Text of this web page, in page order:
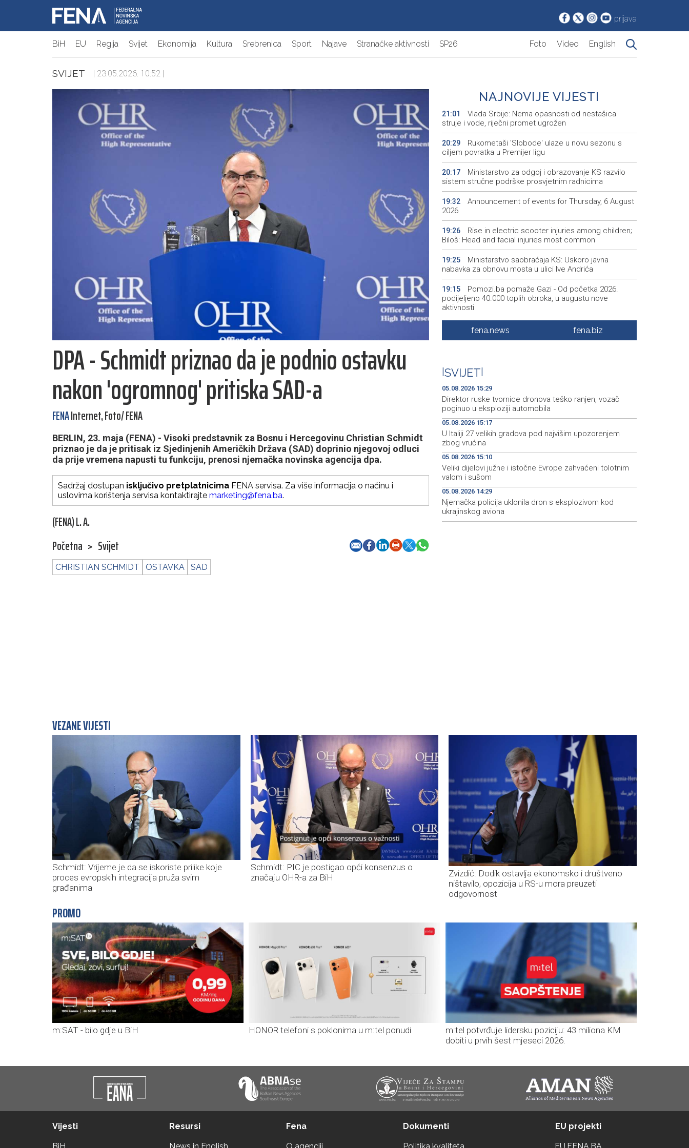
prijava
BiH EU Regija Svijet Ekonomija Kultura Srebrenica Sport Najave Stranačke aktivnosti SP26 Foto Video English
SVIJET | 23.05.2026. 10:52 |
DPA - Schmidt priznao da je podnio ostavku
nakon 'ogromnog' pritiska SAD-a
FENAInternet, Foto/ FENA
BERLIN, 23. maja (FENA) - Visoki predstavnik za Bosnu i Hercegovinu Christian Schmidt
priznao je da je pritisak iz Sjedinjenih Američkih Država (SAD) doprinio njegovoj odluci
da prije vremena napusti tu funkciju, prenosi njemačka novinska agencija dpa.
Sadržaj dostupan isključivo pretplatnicima FENA servisa. Za više informacija o načinu i
uslovima korištenja servisa kontaktirajte marketing@fena.ba.
(FENA) L. A.
Početna > Svijet
CHRISTIAN SCHMIDT OSTAVKA SAD
NAJNOVIJE VIJESTI
21:01
Vlada Srbije: Nema opasnosti od nestašica
struje i vode, riječni promet ugrožen
20:29
Rukometaši 'Slobode' ulaze u novu sezonu s
ciljem povratka u Premijer ligu
20:17
Ministarstvo za odgoj i obrazovanje KS razvilo
sistem stručne podrške prosvjetnim radnicima
19:32
Announcement of events for Thursday, 6 August
2026
19:26
Rise in electric scooter injuries among children;
Biloš: Head and facial injuries most common
19:25
Ministarstvo saobraćaja KS: Uskoro javna
nabavka za obnovu mosta u ulici Ive Andrića
19:15
Pomozi.ba pomaže Gazi - Od početka 2026.
podijeljeno 40.000 toplih obroka, u augustu nove
aktivnosti
Conference on representation of constituent
predstavljanjem kozmetike
19:05
Prosecutor's Office indicts former Court of BiH
employee for alleged embezzlement
fena.news fena.biz
SVIJET
05.08.2026 15:29
Direktor ruske tvornice dronova teško ranjen, vozač
poginuo u eksploziji automobila
05.08.2026 15:17
U Italiji 27 velikih gradova pod najvišim upozorenjem
zbog vrućina
05.08.2026 15:10
Veliki dijelovi južne i istočne Evrope zahvaćeni tolotnim
valom i sušom
05.08.2026 14:29
Njemačka policija uklonila dron s eksplozivom kod
ukrajinskog aviona
VEZANE VIJESTI
Schmidt: Vrijeme je da se iskoriste prilike koje
proces evropskih integracija pruža svim
građanima
Schmidt: PIC je postigao opći konsenzus o
značaju OHR-a za BiH
Zvizdić: Dodik ostavlja ekonomsko i društveno
ništavilo, opozicija u RS-u mora preuzeti
odgovornost
PROMO
m:SAT - bilo gdje u BiH HONOR telefoni s poklonima u m:tel ponudi
m:tel potvrđuje lidersku poziciju: 43 miliona KM
dobiti u prvih šest mjeseci 2026.
Vijesti Resursi Fena Dokumenti EU projekti